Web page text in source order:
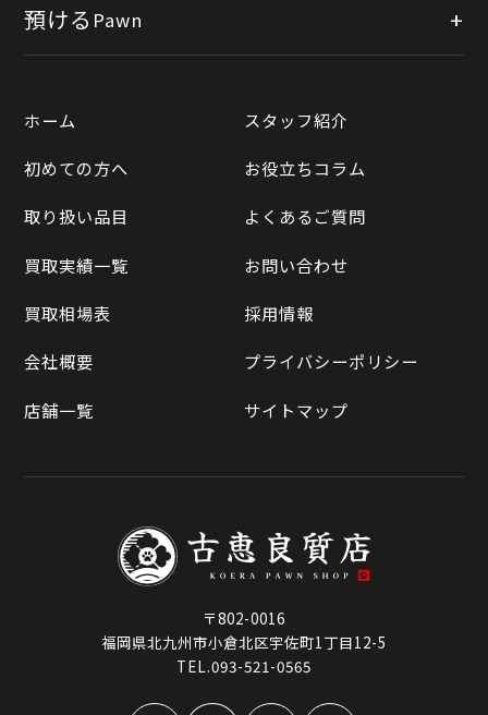
宅配買取
LINE査定
買取実績一覧
買取相場表
公式オンラインショップ
Yahooショッピング
Yahoo!オークション
メルカリ
ラクマ
預ける Pawn
ホーム
初めての方へ
取り扱い品目
買取実績一覧
買取相場表
会社概要
店舗一覧
スタッフ紹介
お役立ちコラム
よくあるご質問
お問い合わせ
採用情報
プライバシーポリシー
サイトマップ
〒802-0016
福岡県北九州市小倉北区宇佐町1丁目12-5
TEL.093-521-0565